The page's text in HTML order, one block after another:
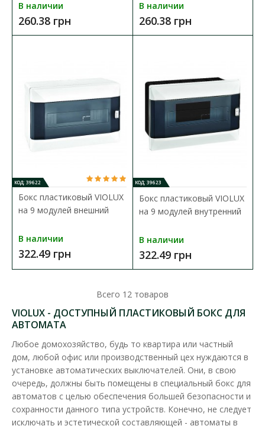
Бокс для автоматов VIOLUX предназначен для установки
автоматических выключателей, выполнен из качест..
771.07 грн
В КОРЗИНУ
В сравнения
В наличии
260.38 грн
В наличии
260.38 грн
КОД: 39622
Бокс пластиковый VIOLUX
на 9 модулей внешний
В наличии
322.49 грн
КОД: 39623
Бокс пластиковый VIOLUX
на 9 модулей внутренний
В наличии
322.49 грн
Всего 12 товаров
VIOLUX - ДОСТУПНЫЙ ПЛАСТИКОВЫЙ БОКС ДЛЯ
АВТОМАТА
Любое домохозяйство, будь то квартира или частный
дом, любой офис или производственный цех нуждаются в
установке автоматических выключателей. Они, в свою
очередь, должны быть помещены в специальный бокс для
автоматов с целью обеспечения большей безопасности и
сохранности данного типа устройств. Конечно, не следует
исключать и эстетической составляющей - автоматы в